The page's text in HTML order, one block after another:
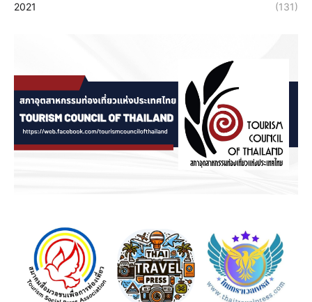
2021 (131)